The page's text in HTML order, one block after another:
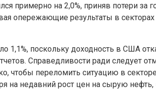
примерно на 2,0%, приняв потери за
опережающие результаты в секторах
1,1%, поскольку доходность в США
Справедливости ради следует
чтобы переломить ситуацию в
недавний рост цен на сырую